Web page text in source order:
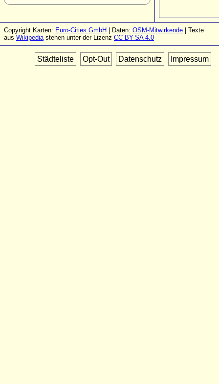
Copyright Karten: Euro-Cities GmbH | Daten: OSM-Mitwirkende | Texte
aus Wikipediastehen unter der Lizenz CC-BY-SA 4.0
Städteliste Opt-Out Datenschutz Impressum